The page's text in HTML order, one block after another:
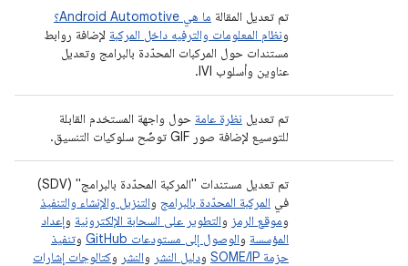
تم تعديل المقالة ما هي Android Automotive؟
ونظام المعلومات والترفيه داخل المركبة لإضافة روابط
مستندات حول المركبات المحدّدة بالبرامج وتعديل
عناوين وأسلوب IVI.
تم تعديل نظرة عامة حول واجهة المستخدم القابلة
للتوسيع لإضافة صور GIF توضّح سلوكيات التنسيق.
تم تعديل مستندات "المركبة المحدّدة بالبرامج" (SDV)
في المركبة المحدّدة بالبرامج والتنزيل والإنشاء والتنفيذ
وموقع الرمز والتطوير على السحابة الإلكترونية وإعداد
المؤسسة والوصول إلى مستودعات GitHub وتنفيذ
حزمة SOME/IP
ودليل النشر والنشر وكتالوجات إشارات